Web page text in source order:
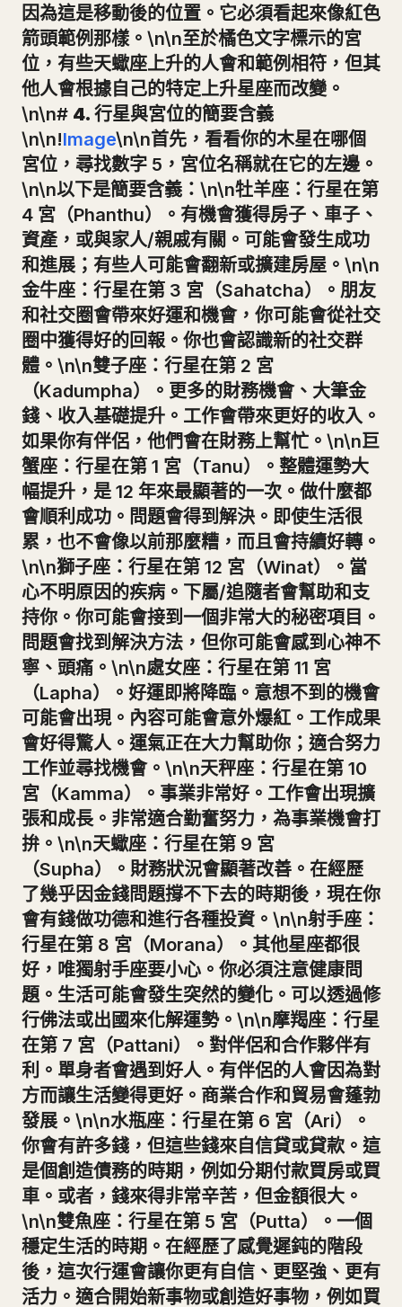
因為這是移動後的位置。它必須看起來像紅色
箭頭範例那樣。\n\n至於橘色文字標示的宮
位，有些天蠍座上升的人會和範例相符，但其
他人會根據自己的特定上升星座而改變。
\n\n# 4. 行星與宮位的簡要含義
\n\n!Image\n\n首先，看看你的木星在哪個
宮位，尋找數字 5，宮位名稱就在它的左邊。
\n\n以下是簡要含義：\n\n牡羊座：行星在第
4 宮（Phanthu）。有機會獲得房子、車子、
資產，或與家人/親戚有關。可能會發生成功
和進展；有些人可能會翻新或擴建房屋。\n\n
金牛座：行星在第 3 宮（Sahatcha）。朋友
和社交圈會帶來好運和機會，你可能會從社交
圈中獲得好的回報。你也會認識新的社交群
體。\n\n雙子座：行星在第 2 宮
（Kadumpha）。更多的財務機會、大筆金
錢、收入基礎提升。工作會帶來更好的收入。
如果你有伴侶，他們會在財務上幫忙。\n\n巨
蟹座：行星在第 1 宮（Tanu）。整體運勢大
幅提升，是 12 年來最顯著的一次。做什麼都
會順利成功。問題會得到解決。即使生活很
累，也不會像以前那麼糟，而且會持續好轉。
\n\n獅子座：行星在第 12 宮（Winat）。當
心不明原因的疾病。下屬/追隨者會幫助和支
持你。你可能會接到一個非常大的秘密項目。
問題會找到解決方法，但你可能會感到心神不
寧、頭痛。\n\n處女座：行星在第 11 宮
（Lapha）。好運即將降臨。意想不到的機會
可能會出現。內容可能會意外爆紅。工作成果
會好得驚人。運氣正在大力幫助你；適合努力
工作並尋找機會。\n\n天秤座：行星在第 10
宮（Kamma）。事業非常好。工作會出現擴
張和成長。非常適合勤奮努力，為事業機會打
拚。\n\n天蠍座：行星在第 9 宮
（Supha）。財務狀況會顯著改善。在經歷
了幾乎因金錢問題撐不下去的時期後，現在你
會有錢做功德和進行各種投資。\n\n射手座：
行星在第 8 宮（Morana）。其他星座都很
好，唯獨射手座要小心。你必須注意健康問
題。生活可能會發生突然的變化。可以透過修
行佛法或出國來化解運勢。\n\n摩羯座：行星
在第 7 宮（Pattani）。對伴侶和合作夥伴有
利。單身者會遇到好人。有伴侶的人會因為對
方而讓生活變得更好。商業合作和貿易會蓬勃
發展。\n\n水瓶座：行星在第 6 宮（Ari）。
你會有許多錢，但這些錢來自信貸或貸款。這
是個創造債務的時期，例如分期付款買房或買
車。或者，錢來得非常辛苦，但金額很大。
\n\n雙魚座：行星在第 5 宮（Putta）。一個
穩定生活的時期。在經歷了感覺遲鈍的階段
後，這次行運會讓你更有自信、更堅強、更有
活力。適合開始新事物或創造好事物，例如買